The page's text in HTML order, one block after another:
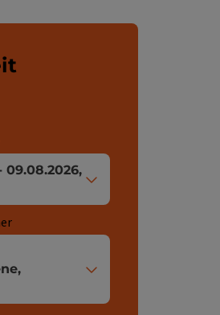
09.08.2026,
,